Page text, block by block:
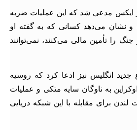
ایکس مدعی شد که این عملیات ضربه
نشان می‌دهد کسانی که به گفته او
را تأمین مالی می‌کنند، نمی‌توانند
انگلیس نیز ادعا کرد که روسیه
به ناوگان سایه متکی و عملیات
لندن برای مقابله با این شبکه دریایی